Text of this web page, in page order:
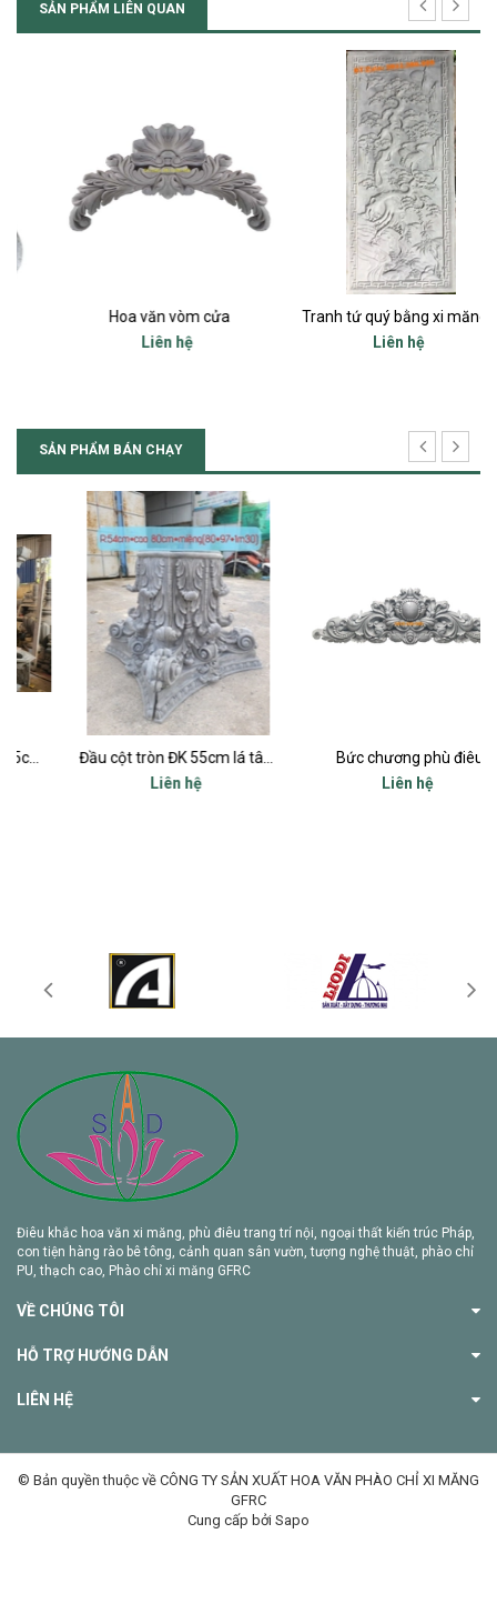
SẢN PHẨM LIÊN QUAN
Hoa văn vòm cửa
Liên hệ
Tranh tứ quý bằng xi măng 90x200 cm
Liên hệ
SẢN PHẨM BÁN CHẠY
Đầu cột tròn ĐK 55cm lá tây đẹp nhất
Liên hệ
Bức chương phù điêu
Liên hệ
Điêu khắc hoa văn xi măng, phù điêu trang trí nội, ngoại thất kiến trúc Pháp,
con tiện hàng rào bê tông, cảnh quan sân vườn, tượng nghệ thuật, phào chỉ
PU, thạch cao, Phào chỉ xi măng GFRC
VỀ CHÚNG TÔI
HỖ TRỢ HƯỚNG DẪN
LIÊN HỆ
© Bản quyền thuộc về CÔNG TY SẢN XUẤT HOA VĂN PHÀO CHỈ XI MĂNG
GFRC
Cung cấp bởi Sapo